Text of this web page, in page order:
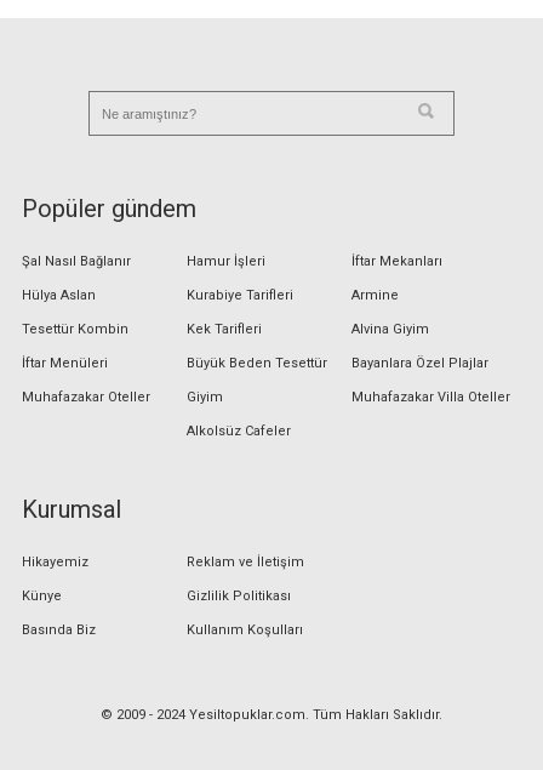
Popüler gündem
Şal Nasıl Bağlanır
Hülya Aslan
Tesettür Kombin
İftar Menüleri
Muhafazakar Oteller
Hamur İşleri
Kurabiye Tarifleri
Kek Tarifleri
Büyük Beden Tesettür
Giyim
Alkolsüz Cafeler
İftar Mekanları
Armine
Alvina Giyim
Bayanlara Özel Plajlar
Muhafazakar Villa Oteller
Kurumsal
Hikayemiz
Künye
Basında Biz
Reklam ve İletişim
Gizlilik Politikası
Kullanım Koşulları
© 2009 - 2024 Yesiltopuklar.com. Tüm Hakları Saklıdır.